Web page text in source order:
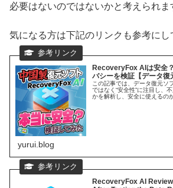
必要はないのではないかと考えられま
気になる方は下記のリンクも参考にし
RecoveryFox AIは安全
バシーを検証【データ復
この記事では、データ復元ソ
ではなく“安全性”に注目し、
かを解析し、安全に使えるの
yurui.blog
RecoveryFox AI